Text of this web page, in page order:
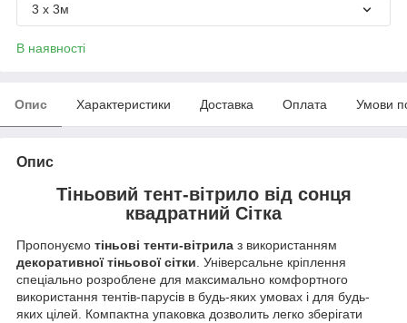
3 х 3м
В наявності
Опис Характеристики Доставка Оплата Умови
Опис
Тіньовий тент-вітрило від сонця
квадратний Сітка
Пропонуємо тіньові тенти-вітрила з використанням
декоративної тіньової сітки. Універсальне кріплення
спеціально розроблене для максимально комфортного
використання тентів-парусів в будь-яких умовах і для будь-
яких цілей. Компактна упаковка дозволить легко зберігати